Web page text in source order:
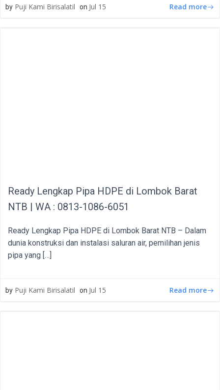
by Puji Kami Birisalatil on Jul 15 Read more
Ready Lengkap Pipa HDPE di Lombok Barat
NTB | WA : 0813-1086-6051
Ready Lengkap Pipa HDPE di Lombok Barat NTB – Dalam
dunia konstruksi dan instalasi saluran air, pemilihan jenis
pipa yang […]
by Puji Kami Birisalatil on Jul 15 Read more